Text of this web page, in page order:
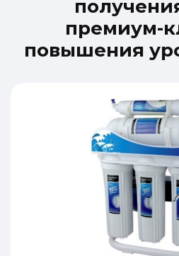
получени
премиум-к
повышения ур